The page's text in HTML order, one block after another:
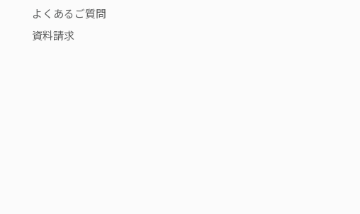
よくあるご質問
資料請求